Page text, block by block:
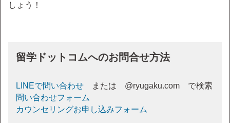
しょう！
留学ドットコムへのお問合せ方法
LINEで問い合わせ または @ryugaku.com で検索
問い合わせフォーム
カウンセリングお申し込みフォーム